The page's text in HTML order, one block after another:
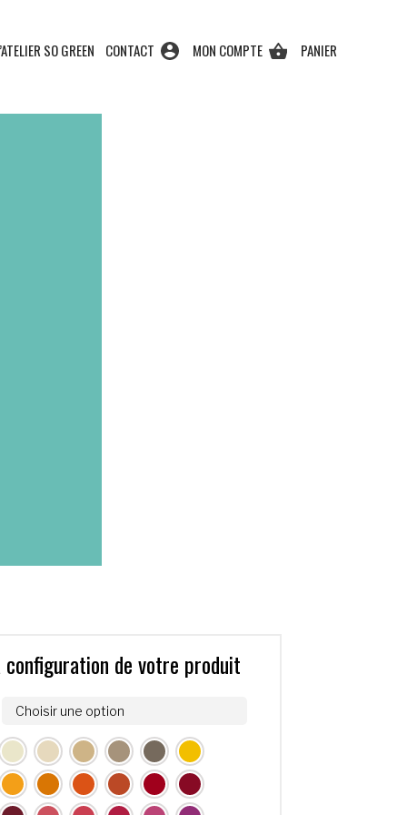
SO GREEN CONTACT MON COMPTE PANIER
configuration de votre produit